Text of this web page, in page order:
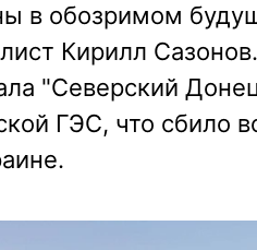
в обозримом
Кирилл
"Северский
ГЭС, что сбило